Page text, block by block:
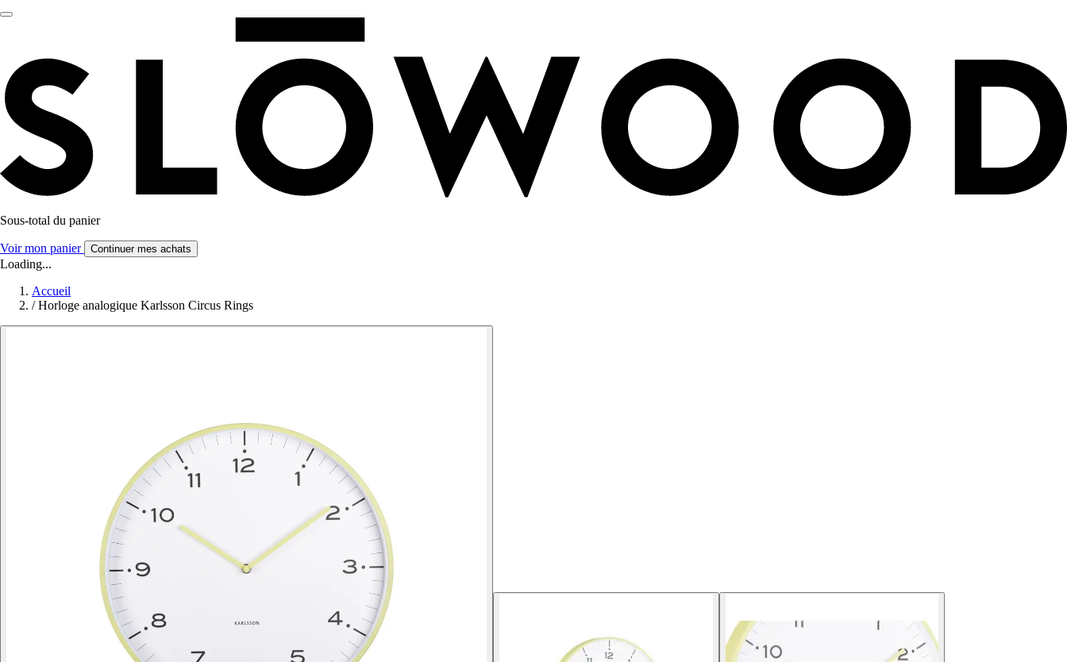
Sous-total du panier
Voir mon panier Continuer mes achats
Loading...
Accueil
/ Horloge analogique Karlsson Circus Rings